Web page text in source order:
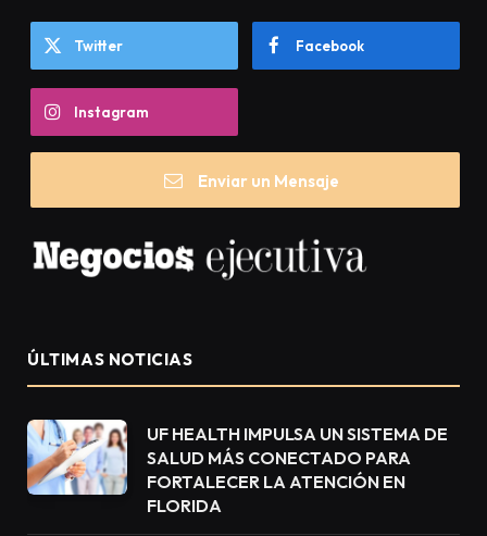
Twitter Facebook
Instagram
Enviar un Mensaje
ÚLTIMAS NOTICIAS
UF HEALTH IMPULSA UN SISTEMA DE
SALUD MÁS CONECTADO PARA
FORTALECER LA ATENCIÓN EN
FLORIDA